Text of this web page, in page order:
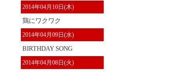
2014年04月10日(木)
鶏にワクワク
2014年04月09日(水)
BIRTHDAY SONG
2014年04月08日(火)